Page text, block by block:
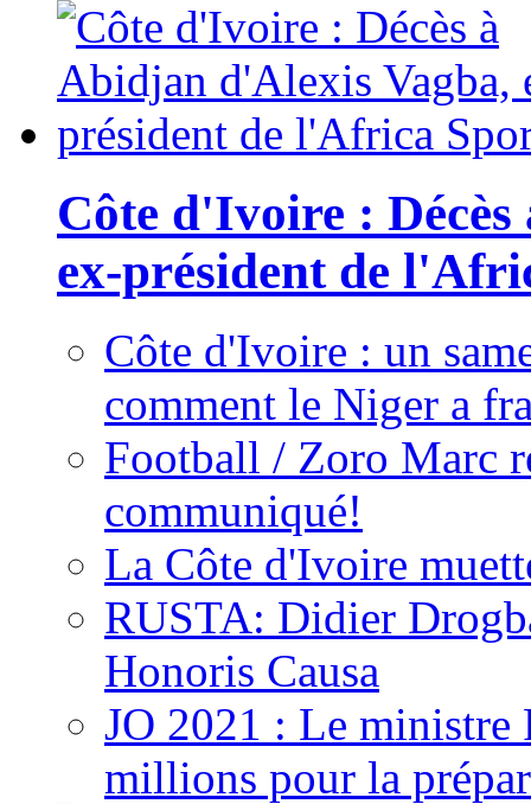
Côte d'Ivoire :
ex-président de
Côte d'Ivoire : un
comment le Niger a
Football / Zoro Marc
communiqué!
La Côte d'Ivoire
RUSTA: Didier
Honoris Causa
JO 2021 : Le ministre
millions pour la